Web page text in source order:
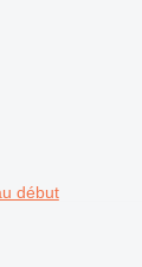
début